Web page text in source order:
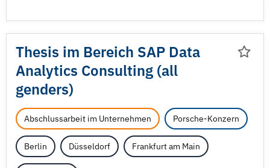
Thesis im Bereich SAP Data
Analytics Consulting (all
genders)
Abschlussarbeit im Unternehmen Porsche-Konzern
Berlin Düsseldorf Frankfurt am Main